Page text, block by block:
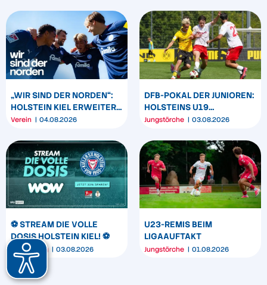
„WIR SIND DER NORDEN“:
HOLSTEIN KIEL ERWEITERT
SEIN MARKENBILD
Verein 04.08.2026
DFB-POKAL DER JUNIOREN:
HOLSTEINS U19
TRIUMPHIERT IN
Jungstörche 03.08.2026
⚽️ STREAM DIE VOLLE
DOSIS HOLSTEIN KIEL! ⚽️
Sponsoring 03.08.2026
U23-REMIS BEIM
LIGAAUFTAKT
Jungstörche 01.08.2026